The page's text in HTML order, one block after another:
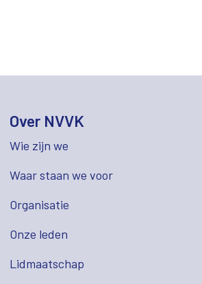
Over NVVK
Wie zijn we
Waar staan we voor
Organisatie
Onze leden
Lidmaatschap